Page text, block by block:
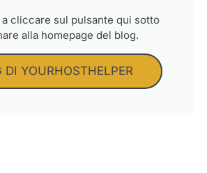
cliccare sul pulsante qui sotto
alla homepage del blog.
DI YOURHOSTHELPER